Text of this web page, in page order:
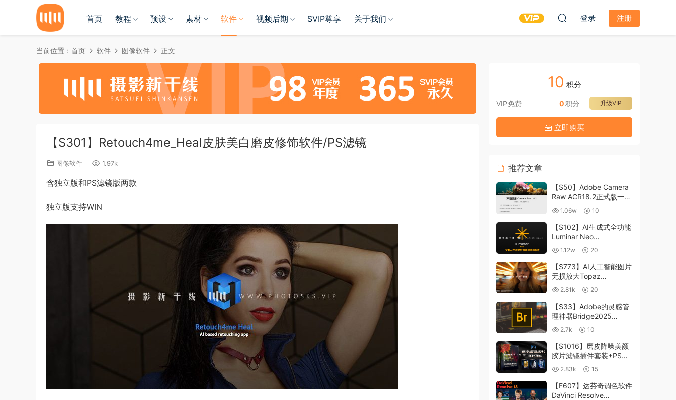
首页 教程 预设 素材 软件 视频后期 SVIP尊享 关于我们 登录 注册
当前位置： 首页 软件 图像软件 正文
【S301】Retouch4me_Heal皮肤美白磨皮修饰软件/PS滤镜
图像软件 1.97k
含独立版和PS滤镜版两款
独立版支持WIN
10 积分
VIP免费 升级VIP
0积分
立即购买
推荐文章
【S50】Adobe Camera
Raw ACR18.2正式版一键
升级包 ACR最新升级包
支持WIN和MAC
1.06w 10
【S102】AI生成式全功能
Luminar Neo
1.24.4(x64)超强修图插件
中文版WIN+MAC含400
个预设
1.12w 20
【S773】AI人工智能图片
无损放大Topaz
Gigapixel AI 8.4.0.1b照
片模糊清晰 PS插件+独立
版 WIN/MAC
2.81k 20
【S33】Adobe的灵感管
理神器Bridge2025
15.0.3 WIN系统 右键可
进入ACR
2.7k 10
【S1016】磨皮降噪美颜
胶片滤镜插件套装+PS动
作 Imagenomic
Professional Plugin Suite
v2027 Win汉化中文版
2.83k 15
【F607】达芬奇调色软件
DaVinci Resolve